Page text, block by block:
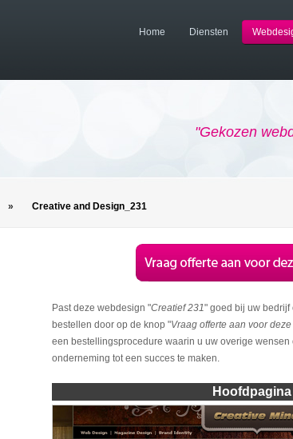
Diensten
Home
"Gekozen
» Creative and Design_231
Past deze webdesign "Creatief 231" goed bij uw bedrijf
bestellen door op de knop "Vraag offerte aan voor
een bestellingsprocedure waarin u uw overige
onderneming tot een succes te maken.
Hoofdpagina